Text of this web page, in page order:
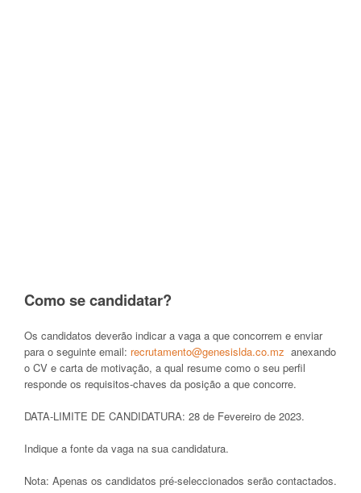
Como se candidatar?
Os candidatos deverão indicar a vaga a que concorrem e enviar
para o seguinte email: recrutamento@genesislda.co.mz anexando
o CV e carta de motivação, a qual resume como o seu perfil
responde os requisitos-chaves da posição a que concorre.
DATA-LIMITE DE CANDIDATURA: 28 de Fevereiro de 2023.
Indique a fonte da vaga na sua candidatura.
Nota: Apenas os candidatos pré-seleccionados serão contactados.